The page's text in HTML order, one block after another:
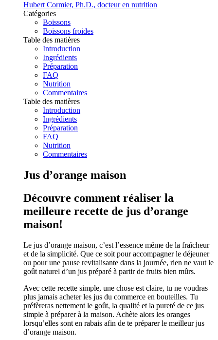
Hubert Cormier, Ph.D., docteur en nutrition
Catégories
Boissons
Boissons froides
Table des matières
Introduction
Ingrédients
Préparation
FAQ
Nutrition
Commentaires
Table des matières
Introduction
Ingrédients
Préparation
FAQ
Nutrition
Commentaires
Jus d’orange maison
Découvre comment réaliser la
meilleure recette de jus d’orange
maison!
Le jus d’orange maison, c’est l’essence même de la fraîcheur
et de la simplicité. Que ce soit pour accompagner le déjeuner
ou pour une pause revitalisante dans la journée, rien ne vaut le
goût naturel d’un jus préparé à partir de fruits bien mûrs.
Avec cette recette simple, une chose est claire, tu ne voudras
plus jamais acheter les jus du commerce en bouteilles. Tu
préfèreras nettement le goût, la qualité et la pureté de ce jus
simple à préparer à la maison. Achète alors les oranges
lorsqu’elles sont en rabais afin de te préparer le meilleur jus
d’orange maison.